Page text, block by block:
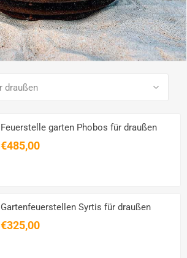
SEE ALL PRODUCTS
Feuerstelle garten Phobos für draußen
€485,00
Gartenfeuerstellen Syrtis für draußen
€325,00